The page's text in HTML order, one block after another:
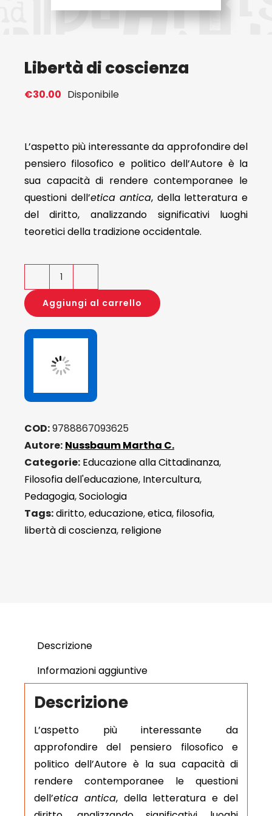
Libertà di coscienza
€30.00 Disponibile
L’aspetto più interessante da approfondire del
pensiero filosofico e politico dell’Autore è la
sua capacità di rendere contemporanee le
questioni dell’etica antica, della letteratura e
del diritto, analizzando significativi luoghi
teoretici della tradizione occidentale.
Libertà
di
coscienza
quantità
Aggiungi al carrello
COD:9788867093625
Autore: Nussbaum Martha C.
Categorie: Educazione alla Cittadinanza,
Filosofia dell'educazione, Intercultura,
Pedagogia,Sociologia
Tags:diritto,educazione,etica, filosofia,
libertà di coscienza, religione
Descrizione
Informazioni aggiuntive
Descrizione
L’aspetto più interessante da
approfondire del pensiero filosofico e
politico dell’Autore è la sua capacità di
rendere contemporanee le questioni
dell’etica antica, della letteratura e del